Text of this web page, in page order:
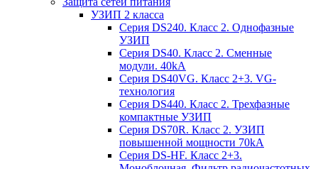
УЗИП 2 класса
Серия DS240. Класс 2. Однофазные
УЗИП
Серия DS40. Класс 2. Сменные
модули. 40kA
Серия DS40VG. Класс 2+3. VG-
технология
Серия DS440. Класс 2. Трехфазные
компактные УЗИП
Серия DS70R. Класс 2. УЗИП
повышенной мощности 70kA
Серия DS-HF. Класс 2+3.